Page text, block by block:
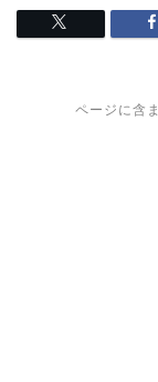
ページに含